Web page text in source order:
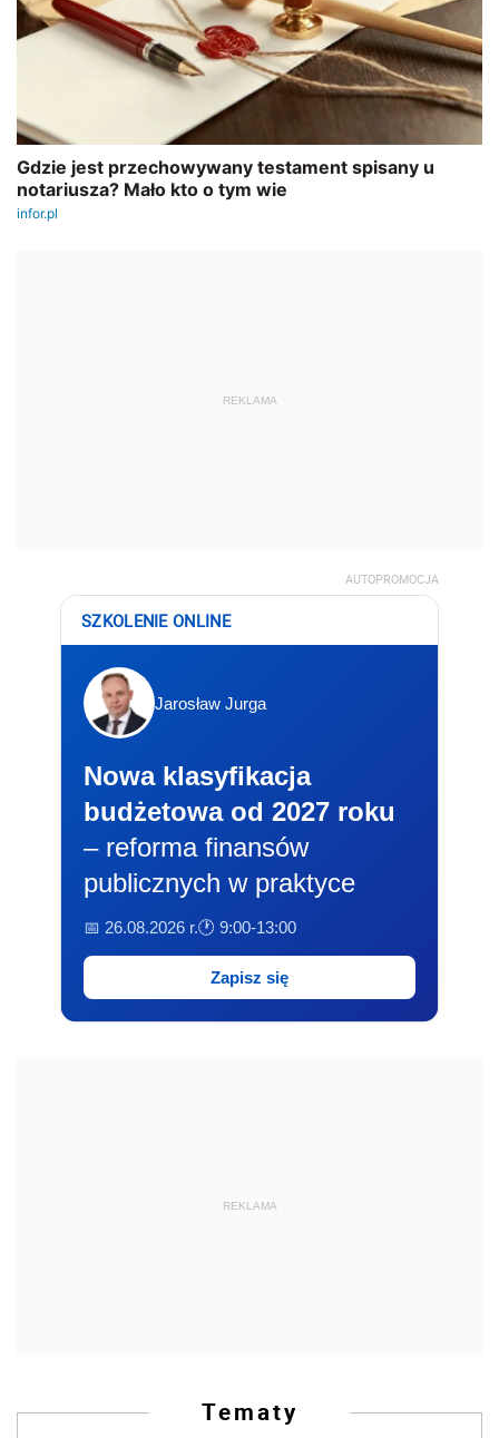
REKLAMA
AUTOPROMOCJA
SZKOLENIE ONLINE
Jarosław Jurga
Nowa klasyfikacja
budżetowa od 2027 roku
– reforma finansów
publicznych w praktyce
📅 26.08.2026 r.🕐 9:00-13:00
Zapisz się
REKLAMA
Tematy